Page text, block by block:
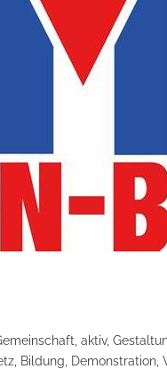
aktiv,
Bildung, Demonstration,